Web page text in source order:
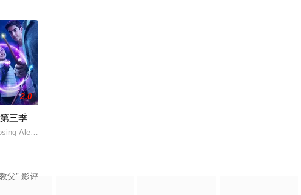
至一位神秘转校生出现。与此同时，专门猎杀青少年的连
2.0
三季
Alex at the end of Sea
父” 影评